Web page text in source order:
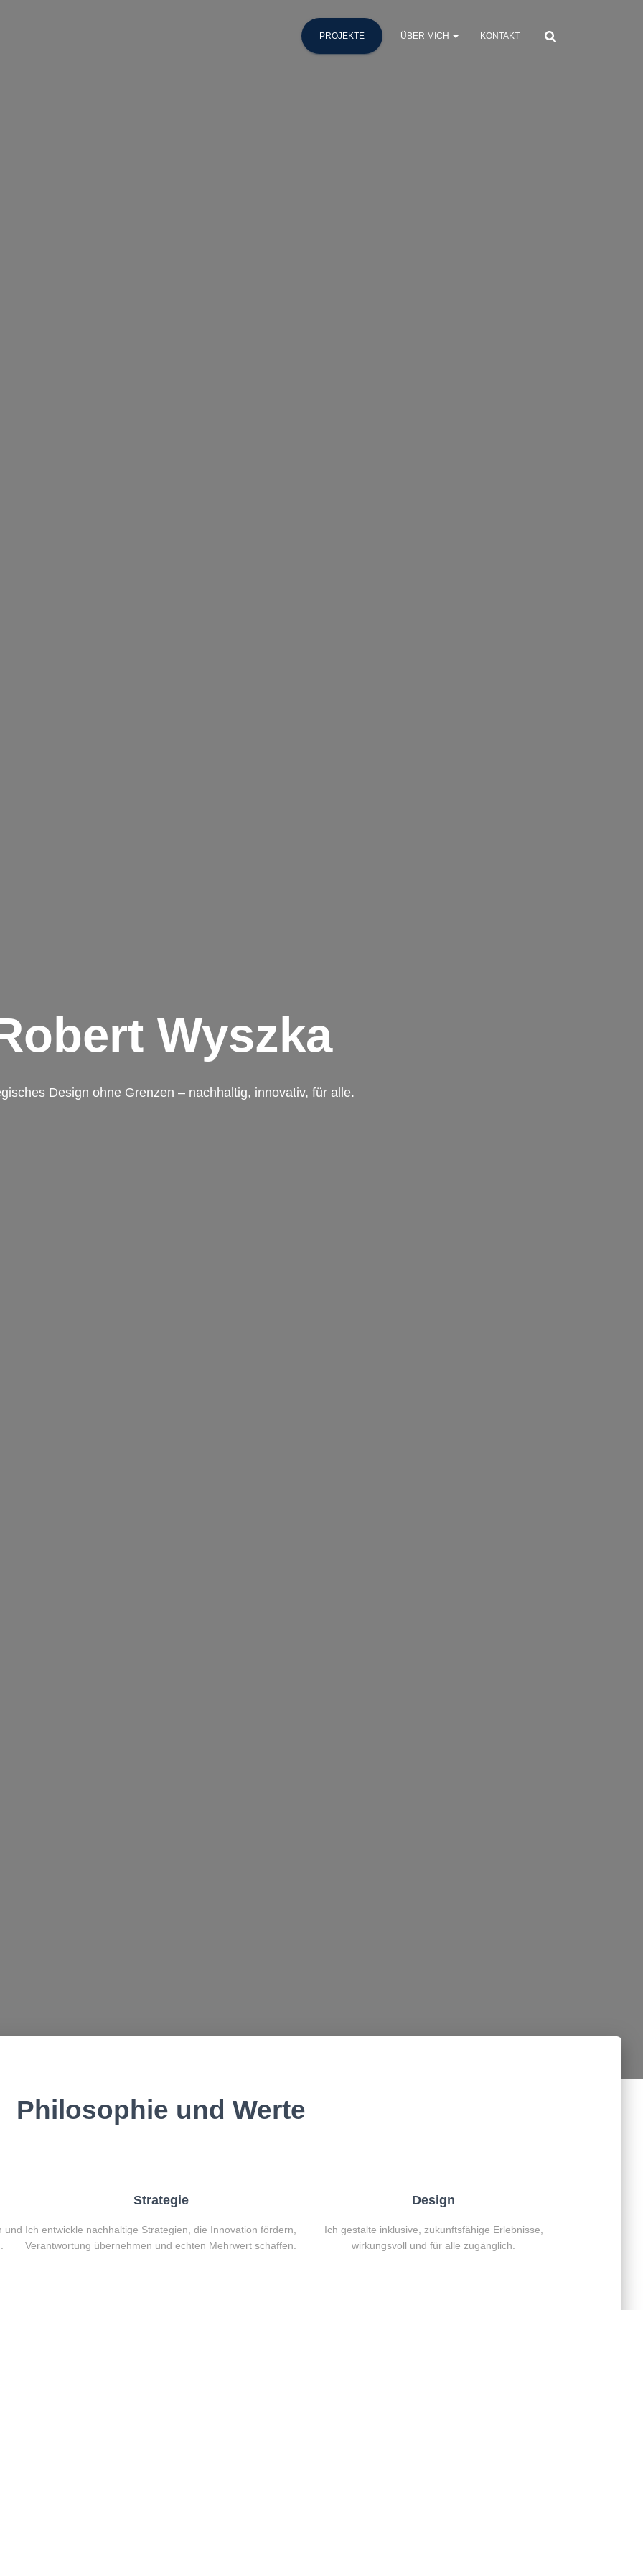
PROJEKTE ÜBER MICH KONTAKT
Wyszka
Design ohne Grenzen – nachhaltig, innovativ, für alle.
Philosophie und Werte
und
Strategie
Ich entwickle nachhaltige Strategien, die Innovation fördern,
Verantwortung übernehmen und echten Mehrwert schaffen.
Design
Ich gestalte inklusive, zukunftsfähige Erlebnisse,
wirkungsvoll und für alle zugänglich.